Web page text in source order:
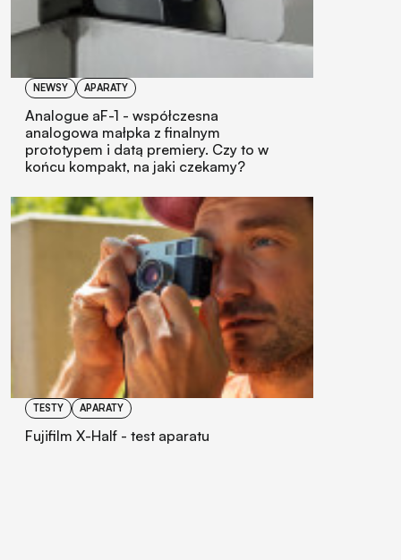
NEWSY APARATY
Analogue aF-1 - współczesna
analogowa małpka z finalnym
prototypem i datą premiery. Czy to w
końcu kompakt, na jaki czekamy?
TESTY APARATY
Fujifilm X-Half - test aparatu